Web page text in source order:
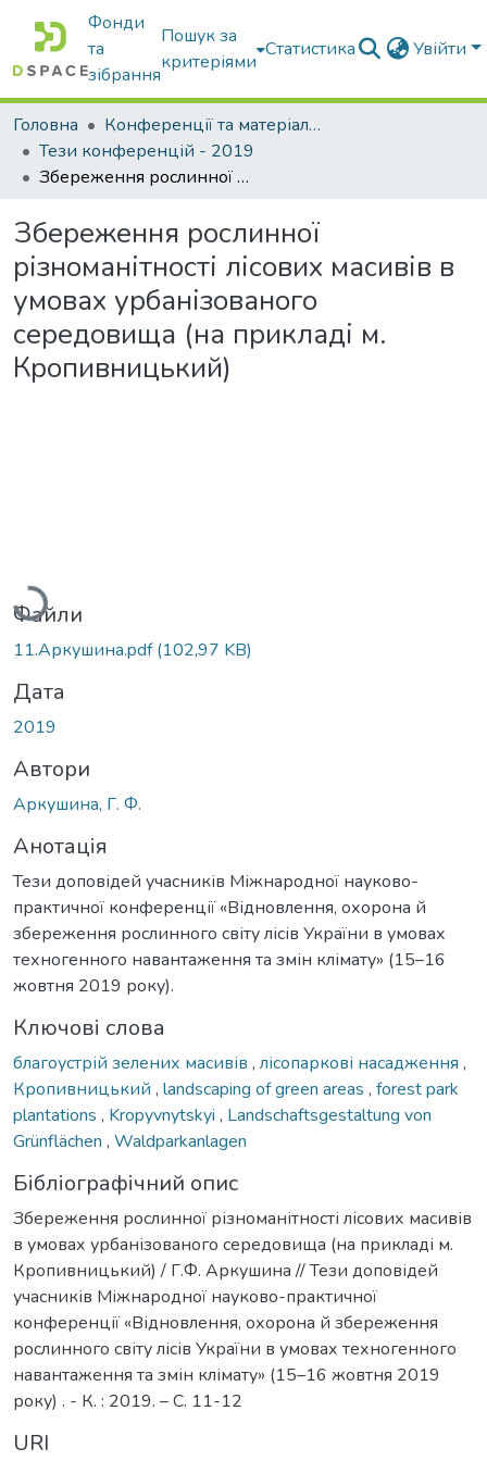
Фонди
та
зібрання
Пошук за
критеріями
Статистика Увійти
Головна
Конференції та матеріали конференцій
Тези конференцій - 2019
Збереження рослинної різноманітності лісових масивів в умовах урбанізованого середовища (на прикладі м. Кропивницький)
Збереження рослинної
різноманітності лісових масивів в
умовах урбанізованого
середовища (на прикладі м.
Кропивницький)
Вантажиться...
Файли
11.Аркушина.pdf(102,97 KB)
Дата
2019
Автори
Аркушина, Г. Ф.
Анотація
Тези доповідей учасників Міжнародної науково-
практичної конференції «Відновлення, охорона й
збереження рослинного світу лісів України в умовах
техногенного навантаження та змін клімату» (15–16
жовтня 2019 року).
Ключові слова
благоустрій зелених масивів , лісопаркові насадження ,
Кропивницький , landscaping of green areas , forest park
plantations , Kropyvnytskyi , Landschaftsgestaltung von
Grünflächen , Waldparkanlagen
Бібліографічний опис
Збереження рослинної різноманітності лісових масивів
в умовах урбанізованого середовища (на прикладі м.
Кропивницький) / Г.Ф. Аркушина // Тези доповідей
учасників Міжнародної науково-практичної
конференції «Відновлення, охорона й збереження
рослинного світу лісів України в умовах техногенного
навантаження та змін клімату» (15–16 жовтня 2019
року) . - К. : 2019. – C. 11-12
URI